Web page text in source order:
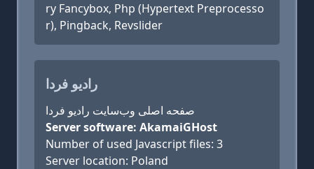
ry Fancybox, Php (Hypertext Preprocesso
r), Pingback, Revslider
رادیو فردا
صفحه اصلی وب‌سایت رادیو فردا
Server software: AkamaiGHost
Number of used Javascript files: 3
Server location: Poland